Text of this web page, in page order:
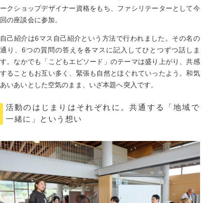
ークショップデザイナー資格をもち、ファシリテーターとして今
回の座談会に参加。
自己紹介は6マス自己紹介という方法で行われました。その名の
通り、6つの質問の答えを各マスに記入してひとつずつ話しま
す。なかでも「こどもエピソード」のテーマは盛り上がり、共感
することもお互い多く、緊張も自然とほぐれていったよう。和気
あいあいとした空気のまま、いざ本題へ突入です。
活動のはじまりはそれぞれに。共通する「地域で
一緒に」という想い